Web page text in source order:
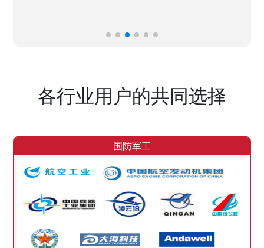
各行业用户的共同选择
国防军工